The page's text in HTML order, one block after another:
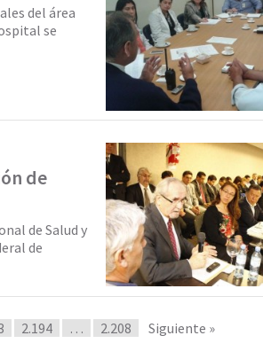
del área
se
de
de Salud y
de
2.194 … 2.208 Siguiente »